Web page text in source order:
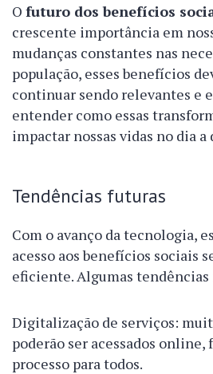
O futuro dos benefícios
crescente importância em
mudanças constantes nas
população, esses benefícios
continuar sendo relevantes e
entender como essas
impactar nossas vidas no dia a
Tendências futuras
Com o avanço da tecnologia,
acesso aos benefícios sociais
eficiente. Algumas
Digitalização de serviços:
poderão ser acessados
processo para todos.